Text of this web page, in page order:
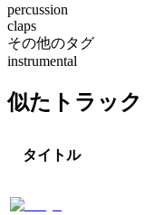
percussion
claps
その他のタグ
instrumental
似たトラック
タイトル